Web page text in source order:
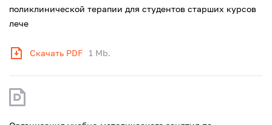
поликлинической терапии для студентов старших курсов
лече
Скачать PDF 1 Mb.